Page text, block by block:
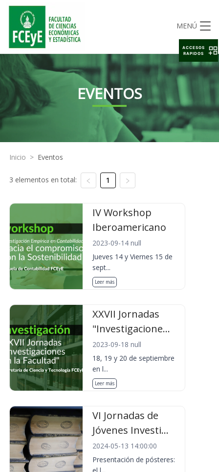
MENÚ
EVENTOS
Inicio > Eventos
3 elementos en total: 1
IV Workshop
Iberoamericano
2023-09-14 null
Jueves 14 y Viernes 15 de
sept...
Leer más
XXVII Jornadas
"Investigacione...
2023-09-18 null
18, 19 y 20 de septiembre
en l...
Leer más
VI Jornadas de
Jóvenes Investi...
2024-05-13 14:00:00
Presentación de pósteres:
ACCESOS
RAPIDOS